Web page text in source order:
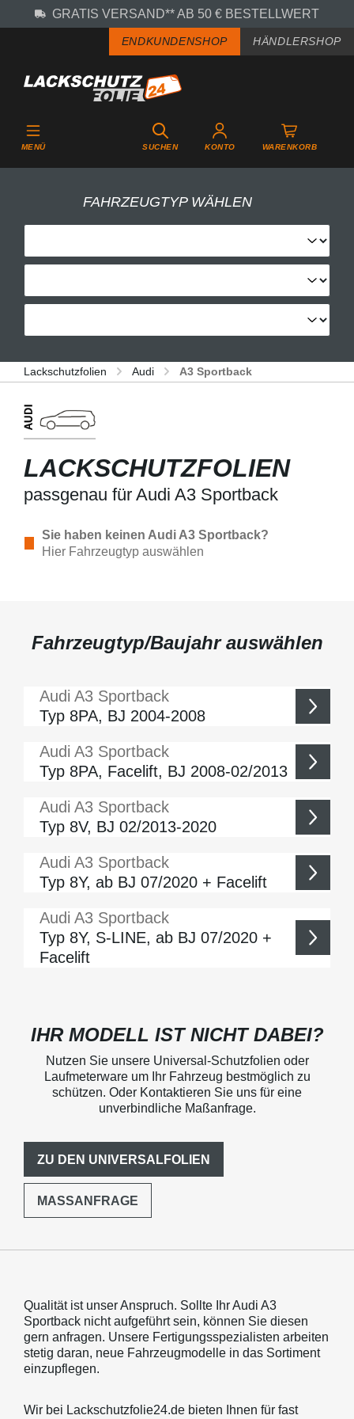
Zum Hauptinhalt springen
GRATIS VERSAND** AB 50 € BESTELLWERT
ENDKUNDENSHOP HÄNDLERSHOP
MENÜ SUCHEN KONTO WARENKORB
FAHRZEUGTYP WÄHLEN
Lackschutzfolien Audi A3 Sportback
LACKSCHUTZFOLIEN
passgenau für Audi A3 Sportback
Sie haben keinen Audi A3 Sportback?
Hier Fahrzeugtyp auswählen
Fahrzeugtyp/Baujahr auswählen
Audi A3 Sportback
Typ 8PA, BJ 2004-2008
Audi A3 Sportback
Typ 8PA, Facelift, BJ 2008-02/2013
Audi A3 Sportback
Typ 8V, BJ 02/2013-2020
Audi A3 Sportback
Typ 8Y, ab BJ 07/2020 + Facelift
Audi A3 Sportback
Typ 8Y, S-LINE, ab BJ 07/2020 +
Facelift
IHR MODELL IST NICHT DABEI?
Nutzen Sie unsere Universal-Schutzfolien oder
Laufmeterware um Ihr Fahrzeug bestmöglich zu
schützen. Oder Kontaktieren Sie uns für eine
unverbindliche Maßanfrage.
ZU DEN UNIVERSALFOLIEN
MASSANFRAGE
Qualität ist unser Anspruch. Sollte Ihr Audi A3
Sportback nicht aufgeführt sein, können Sie diesen
gern anfragen. Unsere Fertigungsspezialisten arbeiten
stetig daran, neue Fahrzeugmodelle in das Sortiment
einzupflegen.
Wir bei Lackschutzfolie24.de bieten Ihnen für fast